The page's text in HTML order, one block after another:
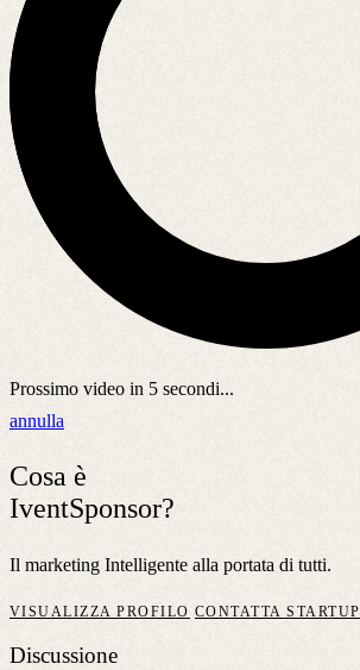
Prossimo video in 5 secondi...
annulla
Cosa è
IventSponsor?
Il marketing Intelligente alla portata di tutti.
VISUALIZZA PROFILO CONTATTA STARTUP
Discussione